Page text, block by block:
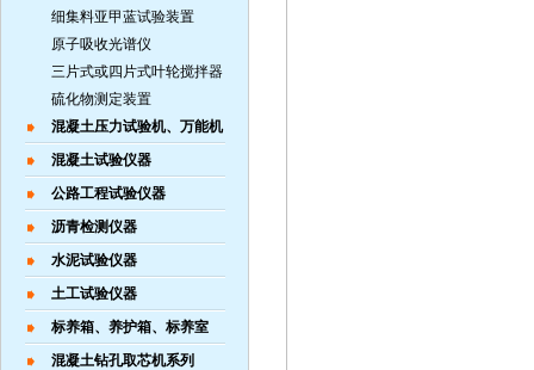
细集料亚甲蓝试验装置
原子吸收光谱仪
三片式或四片式叶轮搅拌器
硫化物测定装置
混凝土压力试验机、万能机
混凝土试验仪器
公路工程试验仪器
沥青检测仪器
水泥试验仪器
土工试验仪器
标养箱、养护箱、标养室
混凝土钻孔取芯机系列